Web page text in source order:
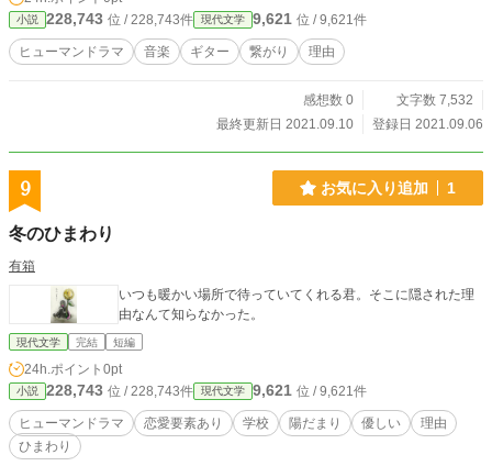
小説 228,743 位 / 228,743件 現代文学 9,621 位 / 9,621件
ヒューマンドラマ 音楽 ギター 繋がり 理由
感想数 0
文字数 7,532
最終更新日 2021.09.10
登録日 2021.09.06
9 お気に入り追加 1
冬のひまわり
有箱
いつも暖かい場所で待っていてくれる君。そこに隠された理
由なんて知らなかった。
現代文学 完結 短編
24h.ポイント 0pt
小説 228,743 位 / 228,743件 現代文学 9,621 位 / 9,621件
ヒューマンドラマ 恋愛要素あり 学校 陽だまり 優しい
理由
ひまわり